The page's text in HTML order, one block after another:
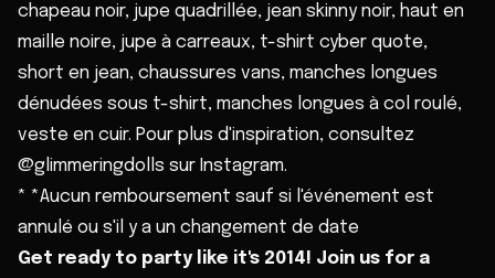
chapeau noir, jupe quadrillée, jean skinny noir, haut en
maille noire, jupe à carreaux, t-shirt cyber quote,
short en jean, chaussures vans, manches longues
dénudées sous t-shirt, manches longues à col roulé,
veste en cuir. Pour plus d'inspiration, consultez
@glimmeringdolls sur Instagram.
* *Aucun remboursement sauf si l'événement est
annulé ou s'il y a un changement de date
Get ready to party like it's 2014! Join us for a